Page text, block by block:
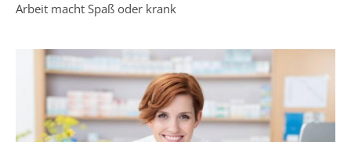
Arbeit macht Spaß oder krank